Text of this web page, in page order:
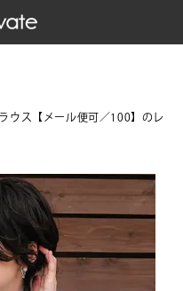
ウス【メール便可／100】のレ